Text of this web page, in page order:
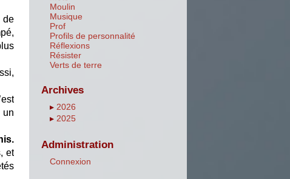
de
un
et
Moulin
Musique
Prof
Profils de personnalité
Réflexions
Résister
Verts de terre
Archives
▸2026
▸2025
Administration
Connexion